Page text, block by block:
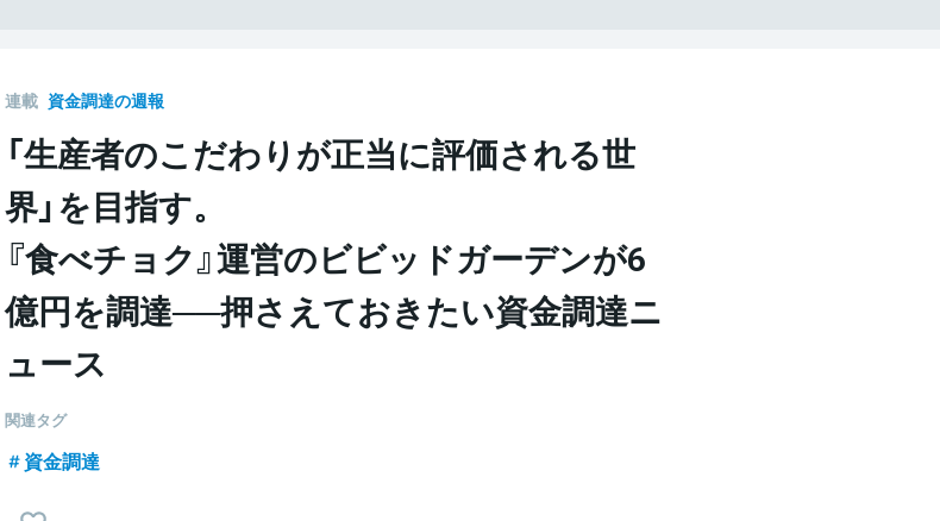
連載 資金調達の週報
「生産者のこだわりが正当に評価される世
界」を目指す。
『食べチョク』運営のビビッドガーデンが6
億円を調達──押さえておきたい資金調達ニ
ュース
関連タグ
資金調達